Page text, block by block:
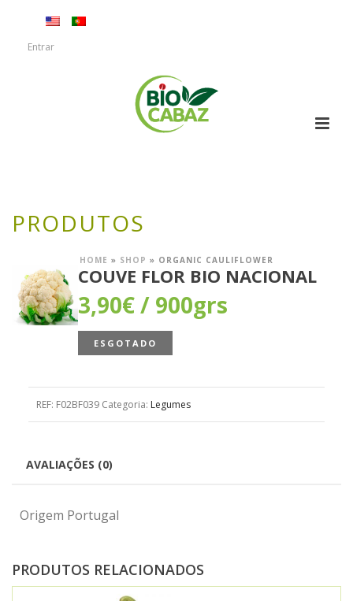
Entrar
PRODUTOS
HOME » SHOP » ORGANIC CAULIFLOWER
COUVE FLOR BIO NACIONAL
3,90€/ 900grs
ESGOTADO
REF: F02BF039 Categoria: Legumes
AVALIAÇÕES (0)
Origem Portugal
PRODUTOS RELACIONADOS